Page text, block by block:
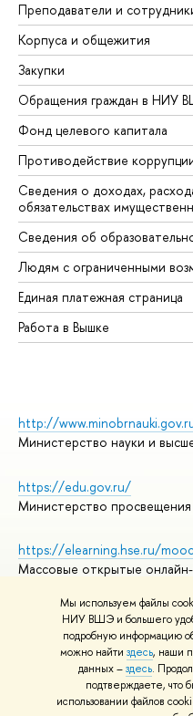
Мы используем файлы
НИУ ВШЭ и большего
подробную информацию
можно найти здесь, наши
данных –здесь.
подтверждаете, что
использовании файлов
Преподаватели и
Корпуса и общежития
Закупки
Обращения граждан в НИУ
Фонд целевого капитала
Противодействие
Сведения о доходах,
обязательствах
Сведения об
Людям с ограниченными
Единая платежная страница
Работа в Вышке
http://
Министерство науки и
https://edu.gov.ru/
Министерство
https://elearning.hse.ru/mooc
Массовые открытые
© НИУ ВШЭ 1993–2026
Условия использования
Политика конфиденциальности
Правила применения